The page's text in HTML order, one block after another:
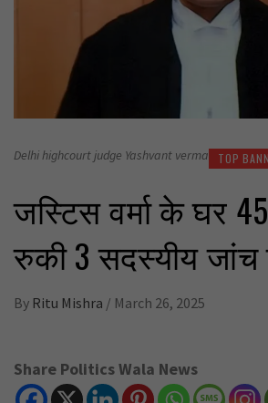
Delhi highcourt judge Yashvant verma TOP
जस्टिस वर्मा के घर
रुकी 3 सदस्यीय जांच
By Ritu Mishra / March 26, 2025
Share Politics Wala News